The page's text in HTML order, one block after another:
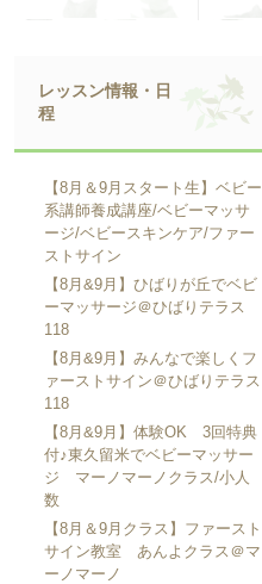
レッスン情報・日
程
【8月＆9月スタート生】ベビー
系講師養成講座/ベビーマッサ
ージ/ベビースキンケア/ファー
ストサイン
【8月&9月】ひばりが丘でベビ
ーマッサージ＠ひばりテラス
118
【8月&9月】みんなで楽しくフ
ァーストサイン＠ひばりテラス
118
【8月&9月】体験OK 3回特典
付♪東久留米でベビーマッサー
ジ マーノマーノクラス/小人
数
【8月＆9月クラス】ファースト
サイン教室 あんよクラス＠マ
ーノマーノ